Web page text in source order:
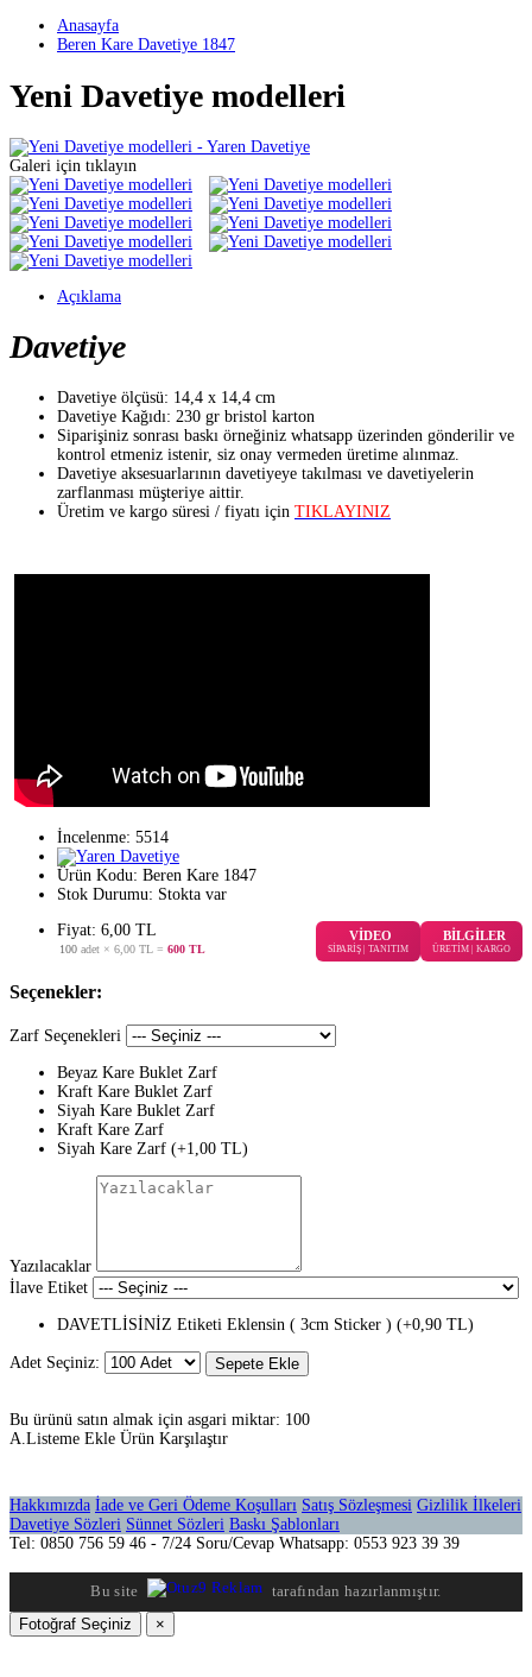
Anasayfa
Beren Kare Davetiye 1847
Yeni Davetiye modelleri
Galeri için tıklayın
Açıklama
Davetiye
Davetiye ölçüsü: 14,4 x 14,4 cm
Davetiye Kağıdı: 230 gr bristol karton
Siparişiniz sonrası baskı örneğiniz whatsapp üzerinden gönderilir ve
kontrol etmeniz istenir, siz onay vermeden üretime alınmaz.
Davetiye aksesuarlarının davetiyeye takılması ve davetiyelerin
zarflanması müşteriye aittir.
Üretim ve kargo süresi / fiyatı için TIKLAYINIZ
İncelenme: 5514
Ürün Kodu: Beren Kare 1847
Stok Durumu: Stokta var
Fiyat: 6,00 TL
100 adet × 6,00 TL = 600 TL
VİDEO
SİPARİŞ | TANITIM
BİLGİLER
ÜRETİM | KARGO
Seçenekler:
Zarf Seçenekleri
Beyaz Kare Buklet Zarf
Kraft Kare Buklet Zarf
Siyah Kare Buklet Zarf
Kraft Kare Zarf
Siyah Kare Zarf (+1,00 TL)
Yazılacaklar
İlave Etiket
DAVETLİSİNİZ Etiketi Eklensin ( 3cm Sticker ) (+0,90 TL)
Adet Seçiniz: Sepete Ekle
Bu ürünü satın almak için asgari miktar: 100
A.Listeme Ekle Ürün Karşılaştır
Hakkımızda İade ve Geri Ödeme Koşulları Satış Sözleşmesi Gizlilik İlkeleri
Davetiye Sözleri Sünnet Sözleri Baskı Şablonları
Tel: 0850 756 59 46 - 7/24 Soru/Cevap Whatsapp: 0553 923 39 39
Bu site
tarafından hazırlanmıştır.
Fotoğraf Seçiniz
×